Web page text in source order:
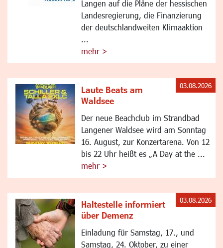
Langen auf die Pläne der hessischen
Landesregierung, die Finanzierung
der deutschlandweiten Klimaaktion
...
mehr >
Laute Beats am
Waldsee
Der neue Beachclub im Strandbad
Langener Waldsee wird am Sonntag
16. August, zur Konzertarena. Von 12
bis 22 Uhr heißt es „A Day at the ...
mehr >
03.08.2026
Haltestelle informiert
über Demenz
Einladung für Samstag, 17., und
Samstag, 24. Oktober, zu einer
03.08.2026